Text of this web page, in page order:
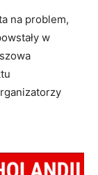
na problem,
w